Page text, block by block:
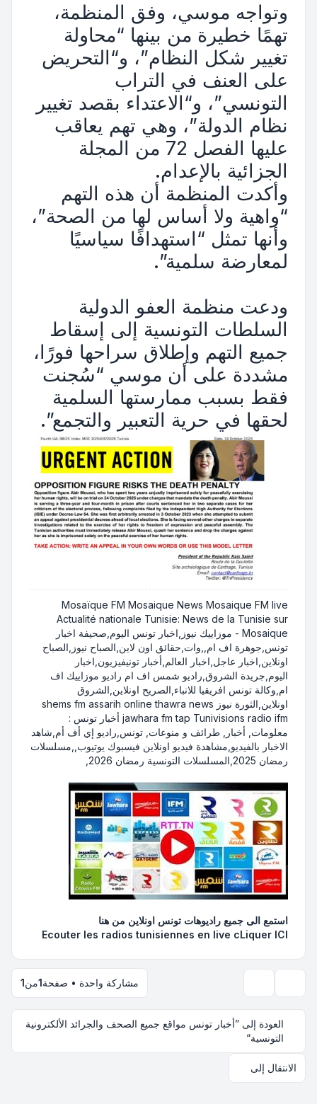
وتواجه موسي، وفق المنظمة،
تهمًا خطيرة من بينها “محاولة
تغيير شكل النظام”، و“التحريض
على العنف في التراب
التونسي”، و“الاعتداء بقصد تغيير
نظام الدولة”، وهي تهم يعاقب
عليها الفصل 72 من المجلة
الجزائية بالإعدام.
وأكدت المنظمة أن هذه التهم
“واهية ولا أساس لها من الصحة”،
وأنها تمثل “استهدافًا سياسيًا
لمعارضة سلمية”.
ودعت منظمة العفو الدولية
السلطات التونسية إلى إسقاط
جميع التهم وإطلاق سراحها فورًا،
مشددة على أن موسي “سُجنت
فقط بسبب ممارستها السلمية
لحقها في حرية التعبير والتجمع”.
Mosaïque FM Mosaique News Mosaique FM live
Actualité nationale Tunisie: News de la Tunisie sur
Mosaique - موزاييك نيوز,اخبار تونس اليوم,صحيفة اخبار
تونس,جوهرة اف ام,,وات,حقائق اون لاين,الصباح نيوز,الصباح
اونلاين,اخبار عاجل,اخبار العالم,أخبار تونيفيزيون,اخبار
اليوم,جريدة الشروق,راديو شمس اف ام راديو موزاييك اف
ام,وكالة تونس افريقيا للانباء,الصريح اونلاين,الشروق
اونلاين,الثورة نيوز shems fm assarih online thawra news
jawhara fm tap Tunivisions radio ifm أخبار تونس :
معلومات, أخبار, طرائف و منوعات, تونس,راديو إي أف أم,شاهد
الاخبار بالفيديو,مشاهدة فيديو اونلاين فيسبوك يوتيوب,,مسلسلات
رمضان 2025,المسلسلات التونسية رمضان 2026,
استمع الى جميع راديوهات تونس اونلاين من هنا
Ecouter les radios tunisiennes en live cLiquer ICI
مشاركة واحدة • صفحة1من1
العودة إلى ”أخبار تونس مواقع جميع الصحف والجرائد الألكترونية
التونسية“
الانتقال إلى